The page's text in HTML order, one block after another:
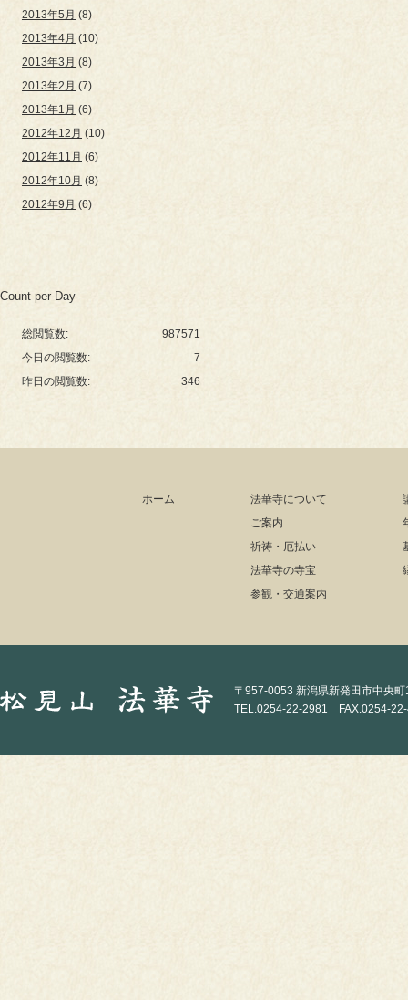
2013年5月 (8)
2013年4月 (10)
2013年3月 (8)
2013年2月 (7)
2013年1月 (6)
2012年12月 (10)
2012年11月 (6)
2012年10月 (8)
2012年9月 (6)
Count per Day
987571
総閲覧数:
7
今日の閲覧数:
346
昨日の閲覧数:
ホーム
法華寺について
ご案内
祈祷・厄払い
法華寺の寺宝
参観・交通案内
〒957-0053 新潟県新発田市中央
TEL.0254-22-2981 FAX.0254-